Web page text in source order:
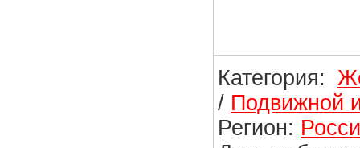
Категория:
/ Подвижной
Регион: